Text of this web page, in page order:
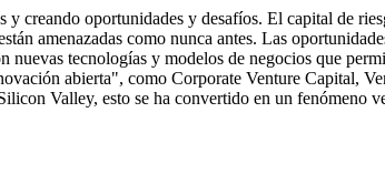
creando oportunidades y desafíos. El capital de
amenazadas como nunca antes. Las
nuevas tecnologías y modelos de negocios que
abierta", como Corporate Venture Capital,
Valley, esto se ha convertido en un fenómeno